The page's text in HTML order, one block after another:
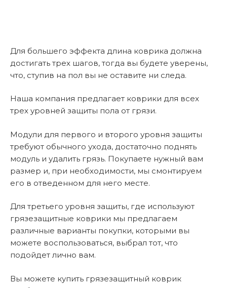
Для большего эффекта длина коврика должна
достигать трех шагов, тогда вы будете уверены,
что, ступив на пол вы не оставите ни следа.
Наша компания предлагает коврики для всех
трех уровней защиты пола от грязи.
Модули для первого и второго уровня защиты
требуют обычного ухода, достаточно поднять
модуль и удалить грязь. Покупаете нужный вам
размер и, при необходимости, мы смонтируем
его в отведенном для него месте.
Для третьего уровня защиты, где используют
грязезащитные коврики мы предлагаем
различные варианты покупки, которыми вы
можете воспользоваться, выбрал тот, что
подойдет лично вам.
Вы можете купить грязезащитный коврик